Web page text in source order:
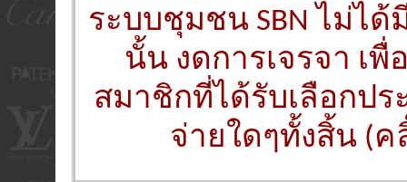
ระบบชุมชน SBN ไม่ไ
นั้น งดการเจรจา เ
สมาชิกที่ได้รับเลือกป
จ่ายใดๆทั้งสิ้น (